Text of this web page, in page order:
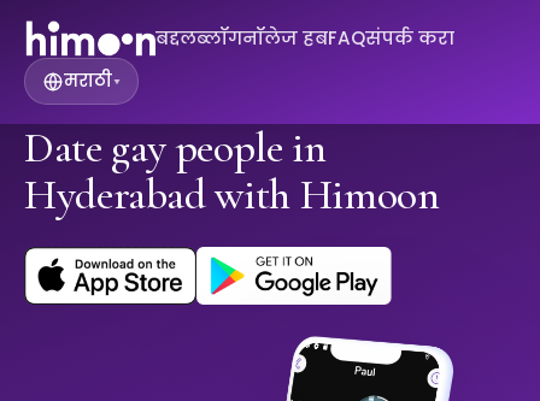
बद्दलब्लॉगनॉलेज हबFAQसंपर्क करा
मराठी▾
Date gay people in
Hyderabad with Himoon